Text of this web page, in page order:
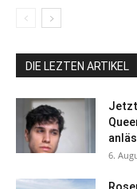
DIE LEZTEN ARTIKEL
6.